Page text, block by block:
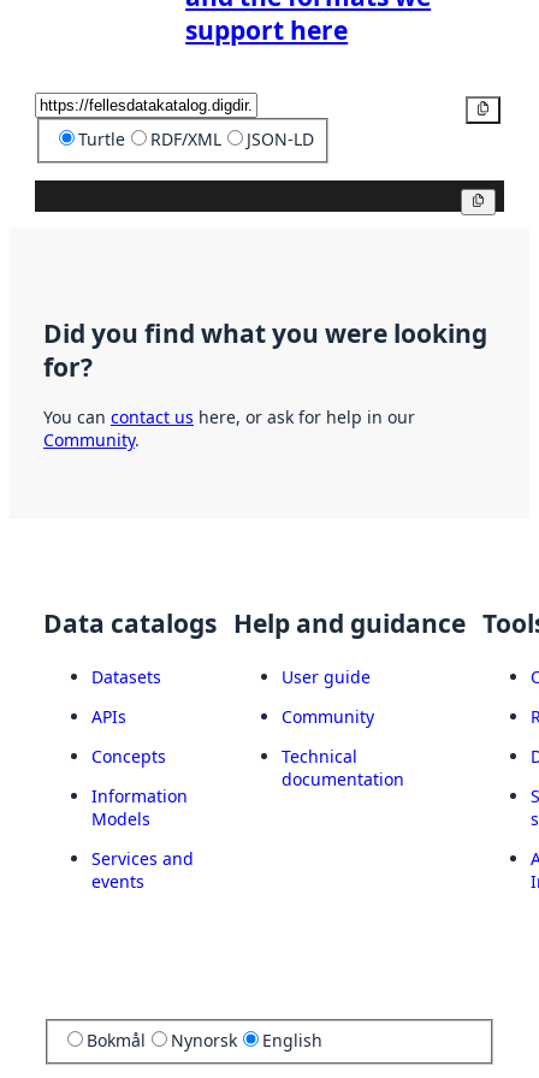
support here
Turtle RDF/XML JSON-LD
Did you find what you were looking
for?
You can contact us here, or ask for help in our
Community.
Data catalogs
Datasets
APIs
Concepts
Information
Models
Services and
events
Help and guidance
User guide
Community
Technical
documentation
Bokmål Nynorsk English